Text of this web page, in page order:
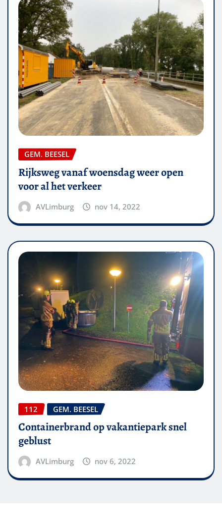
GEM. BEESEL
Rijksweg vanaf woensdag weer open
voor al het verkeer
AVLimburg nov 14, 2022
112 GEM. BEESEL
Containerbrand op vakantiepark snel
geblust
AVLimburg nov 6, 2022